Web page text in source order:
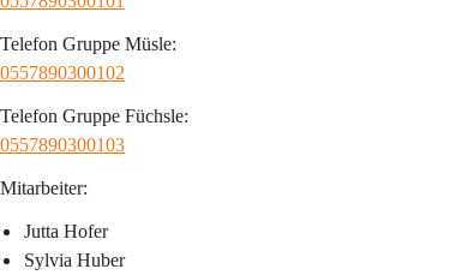
Telefon Gruppe Müsle:
0557890300102
Telefon Gruppe Füchsle:
0557890300103
Mitarbeiter:
Jutta Hofer
Sylvia Huber